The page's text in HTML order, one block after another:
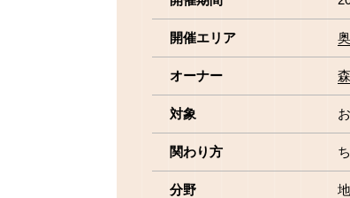
開催エリア
オーナー
対象
関わり方
分野